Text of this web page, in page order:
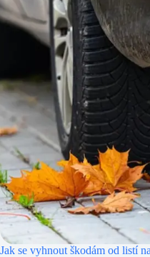
Jak se vyhnout škodám od listí